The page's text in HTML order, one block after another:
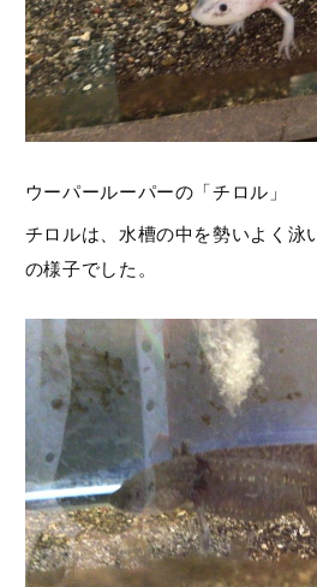
ウーパールーパーの「チロル」
チロルは、水槽の中を勢いよく泳
の様子でした。